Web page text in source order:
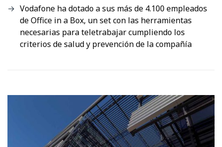
Vodafone ha dotado a sus más de 4.100 empleados
de Office in a Box, un set con las herramientas
necesarias para teletrabajar cumpliendo los
criterios de salud y prevención de la compañía